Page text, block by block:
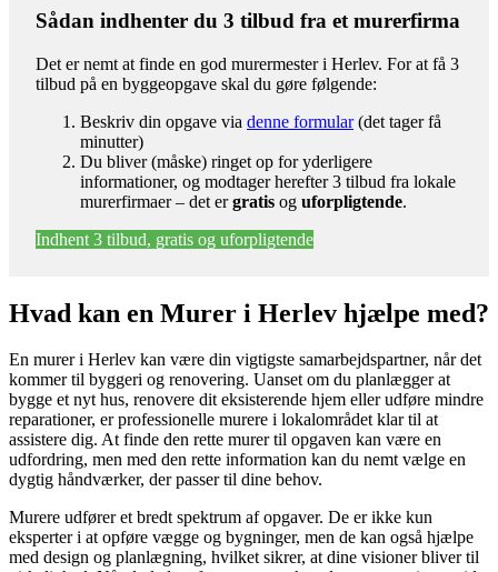
Sådan indhenter du 3 tilbud fra et murerfirma
Det er nemt at finde en god murermester i Herlev. For at få 3
tilbud på en byggeopgave skal du gøre følgende:
Beskriv din opgave via denne formular(det tager få
minutter)
Du bliver (måske) ringet op for yderligere
informationer, og modtager herefter 3 tilbud fra lokale
murerfirmaer – det ergratis og uforpligtende.
Indhent 3 tilbud, gratis og uforpligtende
Hvad kan en Murer i Herlev hjælpe med?
En murer i Herlev kan være din vigtigste samarbejdspartner, når det
kommer til byggeri og renovering. Uanset om du planlægger at
bygge et nyt hus, renovere dit eksisterende hjem eller udføre mindre
reparationer, er professionelle murere i lokalområdet klar til at
assistere dig. At finde den rette murer til opgaven kan være en
udfordring, men med den rette information kan du nemt vælge en
dygtig håndværker, der passer til dine behov.
Murere udfører et bredt spektrum af opgaver. De er ikke kun
eksperter i at opføre vægge og bygninger, men de kan også hjælpe
med design og planlægning, hvilket sikrer, at dine visioner bliver til